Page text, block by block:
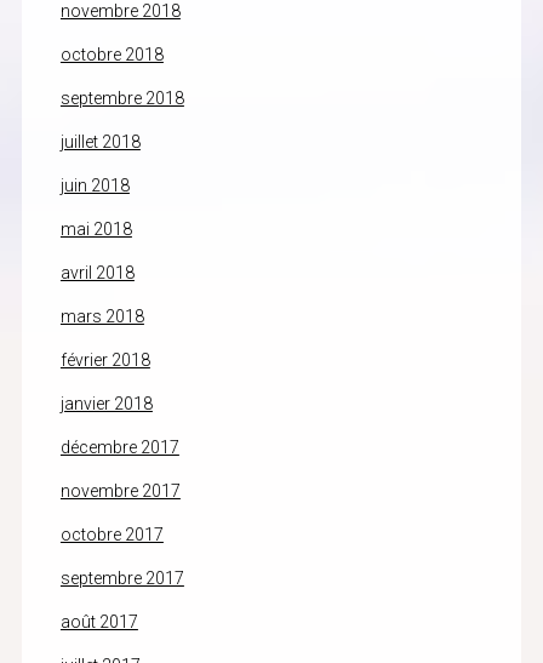
novembre 2018
octobre 2018
septembre 2018
juillet 2018
juin 2018
mai 2018
avril 2018
mars 2018
février 2018
janvier 2018
décembre 2017
novembre 2017
octobre 2017
septembre 2017
août 2017